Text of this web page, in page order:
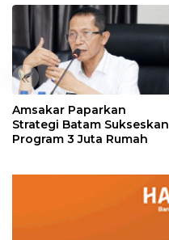
«
Amsakar Paparkan
Strategi Batam Sukseskan
Program 3 Juta Rumah